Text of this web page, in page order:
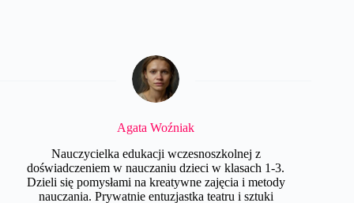
Agata Woźniak
Nauczycielka edukacji wczesnoszkolnej z
doświadczeniem w nauczaniu dzieci w klasach 1-3.
Dzieli się pomysłami na kreatywne zajęcia i metody
nauczania. Prywatnie entuzjastka teatru i sztuki